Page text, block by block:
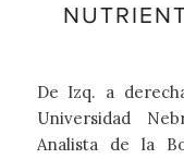
De Izq. a
Universidad
Analista de la